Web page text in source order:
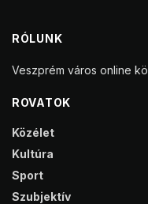
RÓLUNK
Veszprém város online
ROVATOK
Közélet
Kultúra
Sport
Szubjektív